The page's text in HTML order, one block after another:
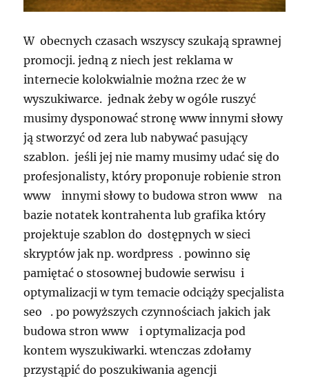
W obecnych czasach wszyscy szukają sprawnej
promocji. jedną z niech jest reklama w
internecie kolokwialnie można rzec że w
wyszukiwarce. jednak żeby w ogóle ruszyć
musimy dysponować stronę www innymi słowy
ją stworzyć od zera lub nabywać pasujący
szablon. jeśli jej nie mamy musimy udać się do
profesjonalisty, który proponuje robienie stron
www innymi słowy to budowa stron www na
bazie notatek kontrahenta lub grafika który
projektuje szablon do dostępnych w sieci
skryptów jak np. wordpress . powinno się
pamiętać o stosownej budowie serwisu i
optymalizacji w tym temacie odciąży specjalista
seo . po powyższych czynnościach jakich jak
budowa stron www i optymalizacja pod
kontem wyszukiwarki. wtenczas zdołamy
przystąpić do poszukiwania agencji